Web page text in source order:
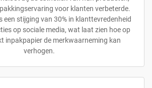
voor klanten verbeterde.
een stijging van 30% in klanttevredenheid
op sociale media, wat laat zien hoe op
inpakpapier de merkwaarneming kan
verhogen.